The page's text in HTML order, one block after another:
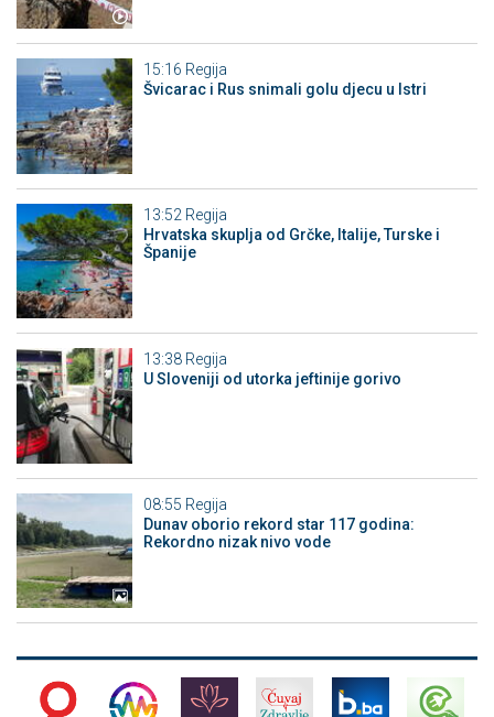
15:16 Regija
Švicarac i Rus snimali golu djecu u Istri
13:52 Regija
Hrvatska skuplja od Grčke, Italije, Turske i
Španije
13:38 Regija
U Sloveniji od utorka jeftinije gorivo
08:55 Regija
Dunav oborio rekord star 117 godina:
Rekordno nizak nivo vode